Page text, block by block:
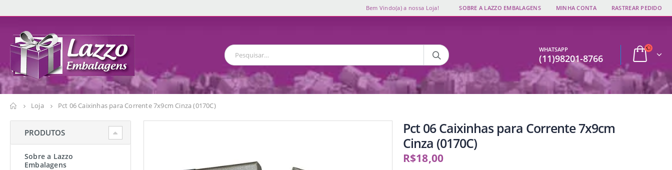
Bem Vindo(a) a nossa Loja! SOBRE A LAZZO EMBALAGENS MINHA CONTA RASTREAR PEDIDO
WHATSAPP
(11)98201-8766
Loja Pct 06 Caixinhas para Corrente 7x9cm Cinza (0170C)
Pct 06 Caixinhas para Corrente 7x9cm
Cinza (0170C)
R$18,00
PRODUTOS
Sobre a Lazzo
Embalagens